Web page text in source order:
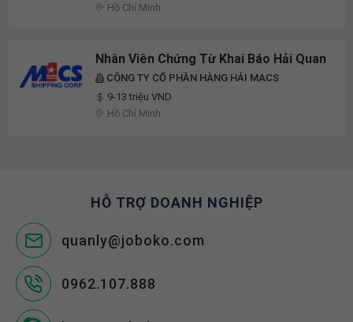
Hồ Chí Minh
Nhân Viên Chứng Từ Khai Báo Hải Quan
CÔNG TY CỔ PHẦN HÀNG HẢI MACS
9-13 triệu VND
Hồ Chí Minh
HỖ TRỢ DOANH NGHIỆP
quanly@joboko.com
0962.107.888